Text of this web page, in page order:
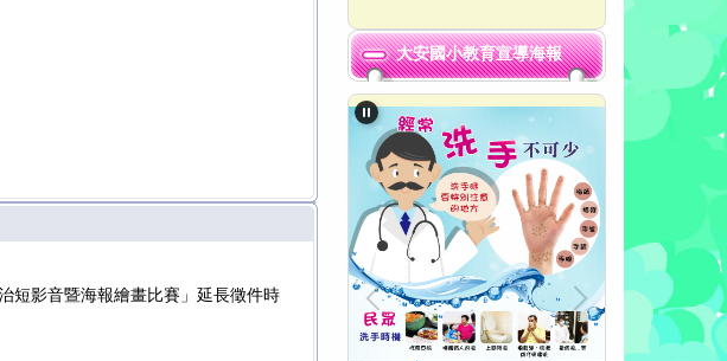
短影音暨海報繪畫比賽」延長徵件時
大安國小教育宣導海報